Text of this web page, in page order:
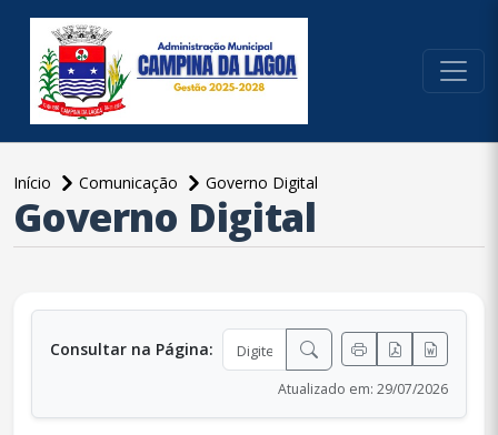
Início Comunicação
Governo Digital
conteúdo principal
Governo Digital
Consultar na Página:
Atualizado em: 29/07/2026